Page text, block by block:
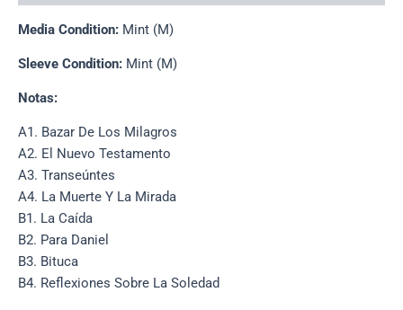
Media Condition: Mint (M)
Sleeve Condition: Mint (M)
Notas:
A1. Bazar De Los Milagros
A2. El Nuevo Testamento
A3. Transeúntes
A4. La Muerte Y La Mirada
B1. La Caída
B2. Para Daniel
B3. Bituca
B4. Reflexiones Sobre La Soledad